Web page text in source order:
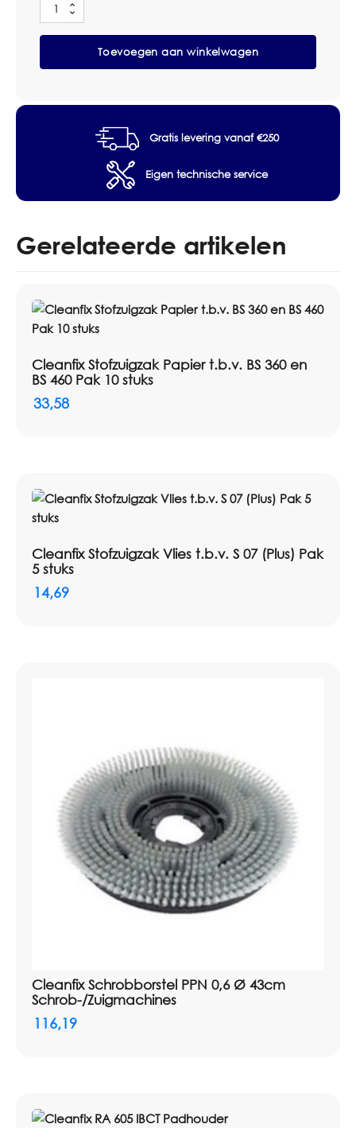
Specificaties
Merk: Cleanfix
Type accessoire: Padhouder
Verpakking: Per stuk
Artikelnummer: M1000004
Cleanfix
Padhouder
FloorMac
Toevoegen aan winkelwagen
Gratis levering vanaf €250
Eigen technische service
Gerelateerde artikelen
Cleanfix Stofzuigzak Papier t.b.v. BS 360 en
BS 460 Pak 10 stuks
33,58
Cleanfix Stofzuigzak Vlies t.b.v. S 07 (Plus) Pak
5 stuks
14,69
Cleanfix Schrobborstel PPN 0,6 Ø 43cm
Schrob-/Zuigmachines
116,19